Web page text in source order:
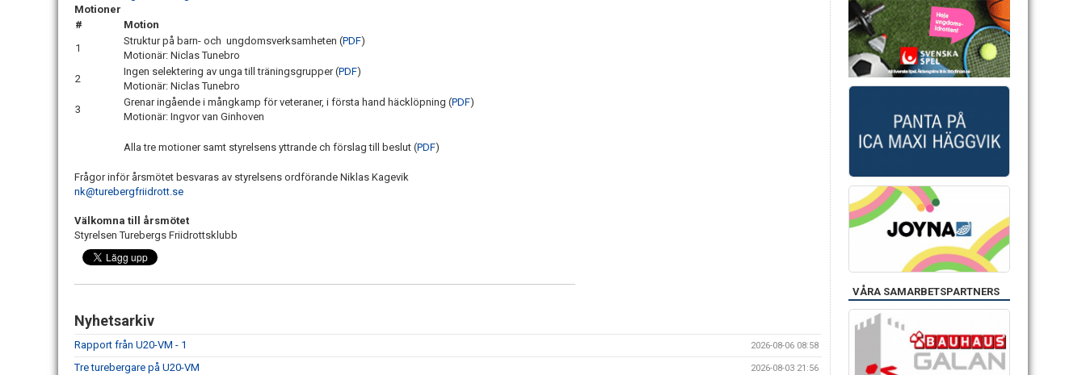
Motioner
#
Motion
1
Struktur på barn- och ungdomsverksamheten (PDF)
Motionär: Niclas Tunebro
2
Ingen selektering av unga till träningsgrupper (PDF)
Motionär: Niclas Tunebro
3
Grenar ingående i mångkamp för veteraner, i första hand häcklöpning (PDF)
Motionär: Ingvor van Ginhoven
Alla tre motioner samt styrelsens yttrande ch förslag till beslut (PDF)
Frågor inför årsmötet besvaras av styrelsens ordförande Niklas Kagevik
nk@turebergfriidrott.se
Välkomna till årsmötet
Styrelsen Turebergs Friidrottsklubb
Nyhetsarkiv
Rapport från U20-VM - 1 2026-08-06 08:58
Tre turebergare på U20-VM 2026-08-03 21:56
VÅRA SAMARBETSPARTNERS